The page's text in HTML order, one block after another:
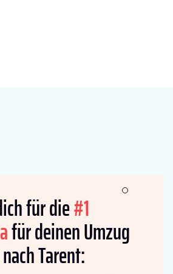
für die#1
für deinen Umzug
Tarent: